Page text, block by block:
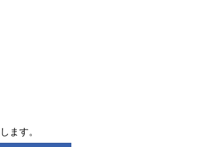
ます。